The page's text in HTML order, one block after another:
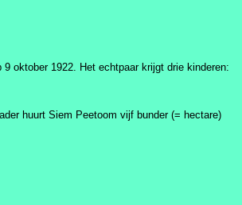
oktober 1922. Het echtpaar krijgt drie kinderen:
huurt Siem Peetoom vijf bunder (= hectare)